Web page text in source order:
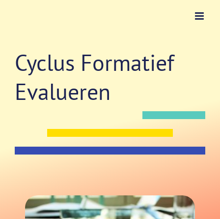
Cyclus Formatief
Evalueren